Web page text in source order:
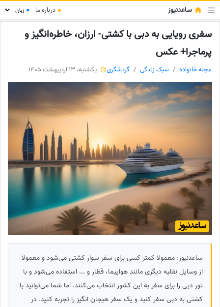
ساعدنیوز ● درباره ما ●
سفری رویایی به دبی با کشتی- ارزان، خاطره‌انگیز و
پرماجرا+ عکس
مجله خانواده سبک زندگی گردشگری یکشنبه، 13 اردیبهشت 1405
ساعدنیوز: معمولا کمتر کسی برای سفر سوار کشتی می‌شود و معمولا
از وسایل نقلیه دیگری مانند هواپیما، قطار و ... استفاده می‌شود و با
تور دبی را برای سفر به این کشور انتخاب می‌کنند. اما شما می‌توانید با
کشتی به دبی سفر کنید و یک سفر هیجان انگیز را تجربه کنید. در